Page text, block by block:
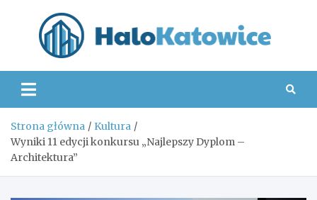
Strona główna
Kultura
Wyniki 11 edycji konkursu „Najlepszy Dyplom –
Architektura”